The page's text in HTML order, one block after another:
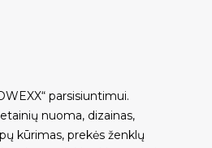
parsisiuntimui.
nuoma, dizainas,
kūrimas, prekės ženklų